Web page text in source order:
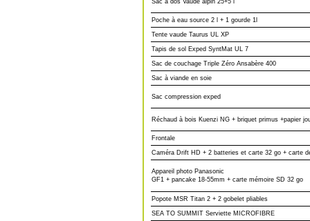
Poche à eau source 2 l + 1 gourde 1l
Tente vaude Taurus UL XP
Tapis de sol Exped SyntMat UL 7
Sac de couchage Triple Zéro Ansabère 400
Sac à viande en soie
Sac compression exped
Réchaud à bois Kuenzi NG + briquet primus +papier
Frontale
Caméra Drift HD + 2 batteries et carte 32 go + carte
Appareil photo Panasonic
GF1 + pancake 18-55mm + carte mémoire SD 32 go
Popote MSR Titan 2 + 2 gobelet pliables
SEA TO SUMMIT Serviette MICROFIBRE